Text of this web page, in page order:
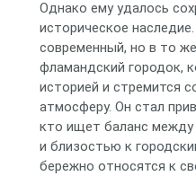
Однако ему удалось
историческое
современный, но в то
фламандский городок,
историей и стремится
атмосферу. Он стал
кто ищет баланс между
и близостью к
бережно относятся к